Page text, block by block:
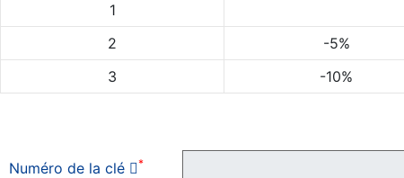
1
2
-5%
3
-10%
Numéro de la clé *